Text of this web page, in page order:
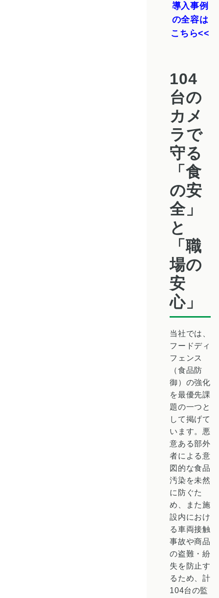
導入事例
の全容は
こちら
104
台の
カメ
ラで
守る
「食
の安
全」
と
「職
場の
安
心」
当社では、
フードディ
フェンス
（食品防
御）の強化
を最優先課
題の一つと
して掲げて
います。悪
意ある部外
者による意
図的な食品
汚染を未然
に防ぐた
め、また施
設内におけ
る車両接触
事故や商品
の盗難・紛
失を防止す
るため、計
104台の監